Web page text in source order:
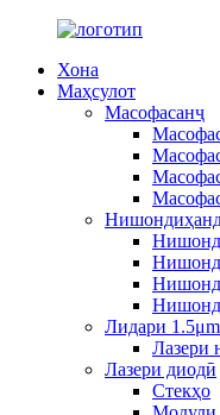
Хона
Маҳсулот
Масофасанҷ
Лидари 1.5μm
Лазери
Лазери диодӣ
Стекҳо